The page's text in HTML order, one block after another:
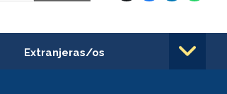
Extranjeras/os